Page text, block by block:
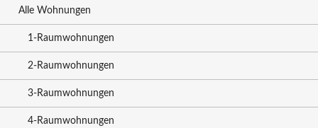
Alle Wohnungen
1-Raumwohnungen
2-Raumwohnungen
3-Raumwohnungen
4-Raumwohnungen